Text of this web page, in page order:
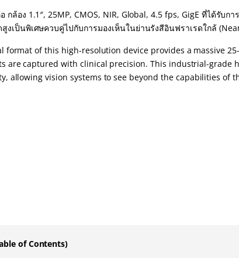
กล้อง 1.1″, 25MP, CMOS, NIR, Global, 4.5 fps, GigE ที่ได้รับ
สูงเป็นพิเศษควบคู่ไปกับการมองเห็นในย่านรังสีอินฟราเรดใกล้
format of this high-resolution device provides a massive
are captured with clinical precision. This industrial-grade
allowing vision systems to see beyond the capabilities of
of Contents)